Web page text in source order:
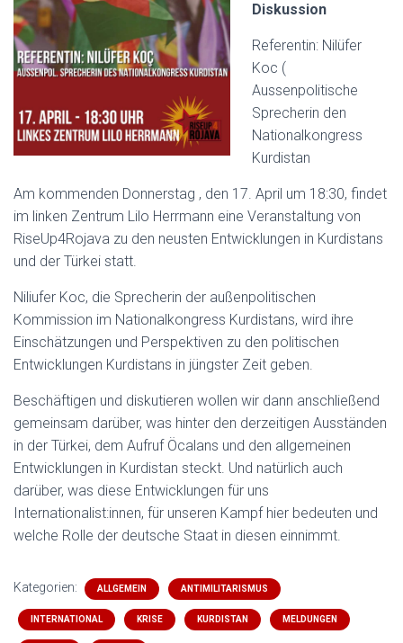
Diskussion
Referentin: Nilüfer
Koc (
Aussenpolitische
Sprecherin den
Nationalkongress
Kurdistan
Am kommenden Donnerstag , den 17. April um 18:30, findet
im linken Zentrum Lilo Herrmann eine Veranstaltung von
RiseUp4Rojava zu den neusten Entwicklungen in Kurdistans
und der Türkei statt.
Niliufer Koc, die Sprecherin der außenpolitischen
Kommission im Nationalkongress Kurdistans, wird ihre
Einschätzungen und Perspektiven zu den politischen
Entwicklungen Kurdistans in jüngster Zeit geben.
Beschäftigen und diskutieren wollen wir dann anschließend
gemeinsam darüber, was hinter den derzeitigen Ausständen
in der Türkei, dem Aufruf Öcalans und den allgemeinen
Entwicklungen in Kurdistan steckt. Und natürlich auch
darüber, was diese Entwicklungen für uns
Internationalist:innen, für unseren Kampf hier bedeuten und
welche Rolle der deutsche Staat in diesen einnimmt.
Kategorien: ALLGEMEIN ANTIMILITARISMUS
INTERNATIONAL KRISE KURDISTAN MELDUNGEN